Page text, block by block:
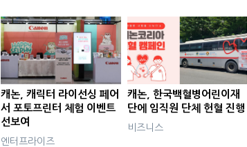
캐논, 캐릭터 라이선싱 페어
서 포토프린터 체험 이벤트
선보여
엔터프라이즈
캐논, 한국백혈병어린이재
단에 임직원 단체 헌혈 진행
비즈니스